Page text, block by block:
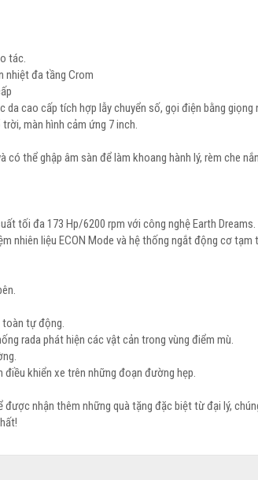
tác.
nhiệt đa tầng Crom
cao cấp tích hợp lẫy chuyển số, gọi điện bằng giọng
màn hình cảm ứng 7 inch.
có thể ghập âm sàn để làm khoang hành lý, rèm che
tối đa 173 Hp/6200 rpm với công nghệ Earth Dreams.
nhiên liệu ECON Mode và hệ thống ngắt động cơ tạm
tự động.
rada phát hiện các vật cản trong vùng điểm mù.
khiển xe trên những đoạn đường hẹp.
được nhận thêm những quà tặng đặc biệt từ đại lý,